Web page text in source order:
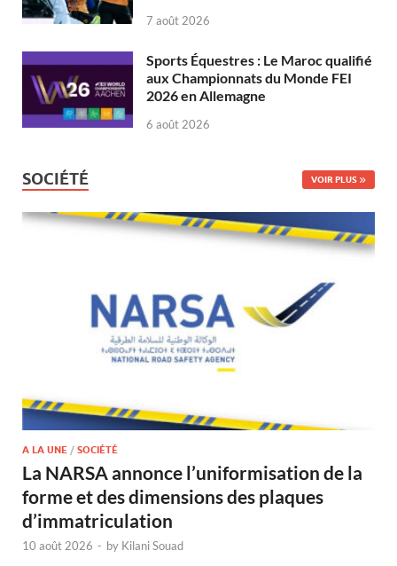
7 août 2026
Sports Équestres : Le Maroc qualifié
aux Championnats du Monde FEI
2026 en Allemagne
6 août 2026
SOCIÉTÉ VOIR PLUS
A LA UNE / SOCIÉTÉ
La NARSA annonce l’uniformisation de la
forme et des dimensions des plaques
d’immatriculation
10 août 2026 - by Kilani Souad